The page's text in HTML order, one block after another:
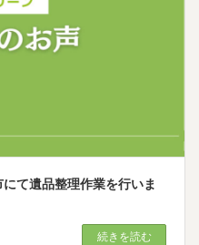
て遺品整理作業を行いま
続きを読む